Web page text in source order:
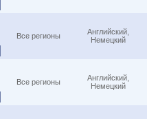
Все регионы
Английский,
Немецкий
Все регионы
Английский,
Немецкий